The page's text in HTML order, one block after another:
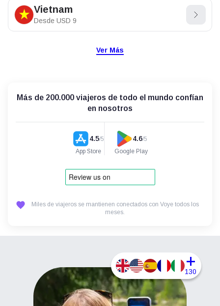
Vietnam
Desde USD 9
Ver Más
Más de 200.000 viajeros de todo el mundo confían
en nosotros
4.5/5
App Store
4.6/5
Google Play
Miles de viajeros se mantienen conectados con Voye todos los
meses.
+
130